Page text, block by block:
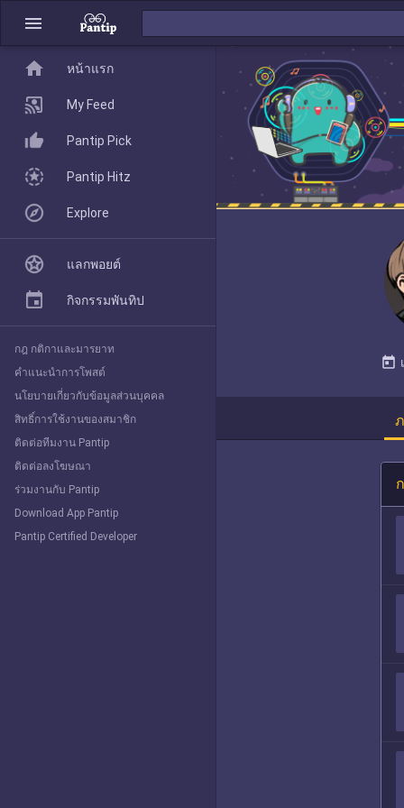
menu
today
home
Pantip Pick
Explore
home หน้าแรก
My Feed
Pantip Pick
Pantip Hitz
Explore
แลกพอยต์
กิจกรรมพันทิป
กฎ กติกาและมารยาท
คำแนะนำการโพสต์
นโยบายเกี่ยวกับข้อมูลส่วนบุคคล
สิทธิ์การใช้งานของสมาชิก
ติดต่อทีมงาน Pantip
ติดต่อลงโฆษณา
ร่วมงานกับ Pantip
Download App Pantip
Pantip Certified Developer